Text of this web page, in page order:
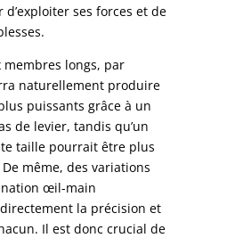
ses forces et de
membres longs, par
naturellement produire
puissants grâce à un
de levier, tandis qu’un
taille pourrait être plus
même, des variations
œil-main
la précision et
Il est donc crucial de